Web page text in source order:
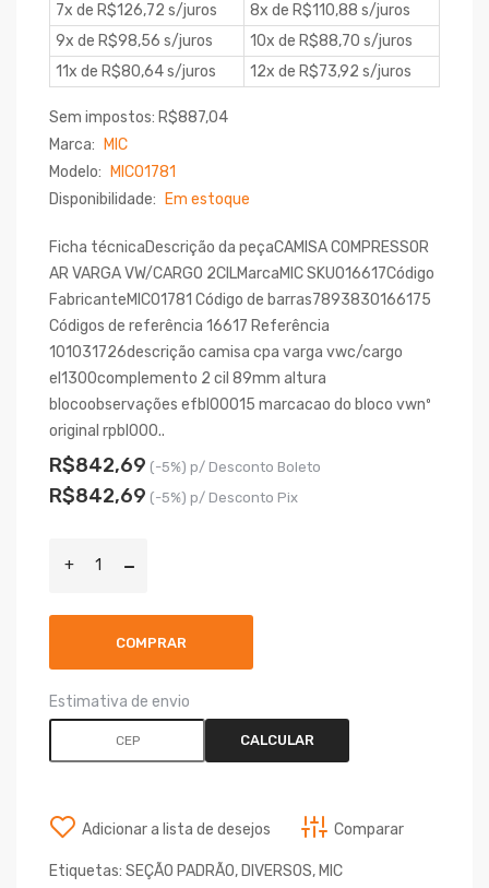
7x de R$126,72 s/juros
8x de R$110,88 s/juros
9x de R$98,56 s/juros
10x de R$88,70 s/juros
11x de R$80,64 s/juros
12x de R$73,92 s/juros
Sem impostos: R$887,04
Marca:
MIC
Modelo:
MIC01781
Disponibilidade:
Em estoque
Ficha técnicaDescrição da peçaCAMISA COMPRESSOR
AR VARGA VW/CARGO 2CILMarcaMIC SKU016617Código
FabricanteMIC01781 Código de barras7893830166175
Códigos de referência 16617 Referência
101031726descrição camisa cpa varga vwc/cargo
el1300complemento 2 cil 89mm altura
blocoobservações efbl00015 marcacao do bloco vwnº
original rpbl000..
R$842,69 (-5%) p/ Desconto Boleto
R$842,69 (-5%) p/ Desconto Pix
COMPRAR
Estimativa de envio
CALCULAR
Adicionar a lista de desejos Comparar
Etiquetas: SEÇÃO PADRÃO, DIVERSOS, MIC